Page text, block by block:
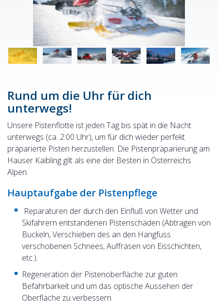
Rund um die Uhr für dich
unterwegs!
Unsere Pistenflotte ist jeden Tag bis spät in die Nacht
unterwegs (ca. 2:00 Uhr), um für dich wieder perfekt
präparierte Pisten herzustellen. Die Pistenpräparierung am
Hauser Kaibling gilt als eine der Besten in Österreichs
Alpen.
Hauptaufgabe der Pistenpflege
Reparaturen der durch den Einfluß von Wetter und
Skifahrern entstandenen Pistenschäden (Abtragen von
Buckeln, Verschieben des an den Hangfuss
verschobenen Schnees, Auffräsen von Eisschichten,
etc.).
Regeneration der Pistenoberfläche zur guten
Befahrbarkeit und um das optische Aussehen der
Oberfläche zu verbessern.